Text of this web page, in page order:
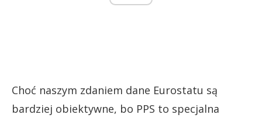
Choć naszym zdaniem dane Eurostatu są
bardziej obiektywne, bo PPS to specjalna